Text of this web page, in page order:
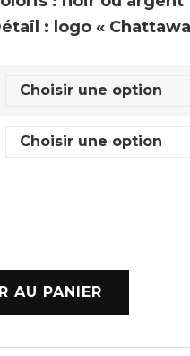
: logo «
AU PANIER